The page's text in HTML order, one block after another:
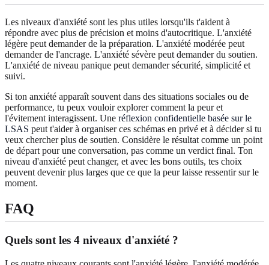
Les niveaux d'anxiété sont les plus utiles lorsqu'ils t'aident à
répondre avec plus de précision et moins d'autocritique. L'anxiété
légère peut demander de la préparation. L'anxiété modérée peut
demander de l'ancrage. L'anxiété sévère peut demander du soutien.
L'anxiété de niveau panique peut demander sécurité, simplicité et
suivi.
Si ton anxiété apparaît souvent dans des situations sociales ou de
performance, tu peux vouloir explorer comment la peur et
l'évitement interagissent. Une réflexion confidentielle basée sur le
LSAS peut t'aider à organiser ces schémas en privé et à décider si tu
veux chercher plus de soutien. Considère le résultat comme un point
de départ pour une conversation, pas comme un verdict final. Ton
niveau d'anxiété peut changer, et avec les bons outils, tes choix
peuvent devenir plus larges que ce que la peur laisse ressentir sur le
moment.
FAQ
Quels sont les 4 niveaux d'anxiété ?